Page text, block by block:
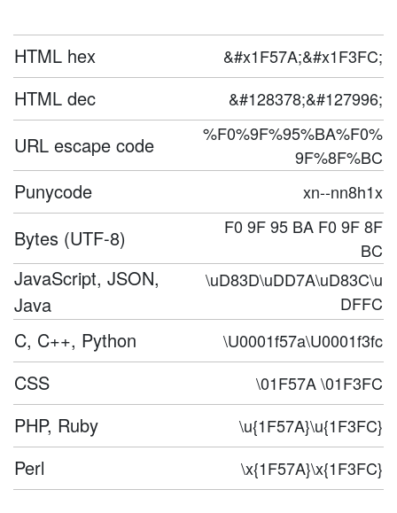
HTML hex &#x1F57A;&#x1F3FC;
HTML dec &#128378;&#127996;
URL escape code
%F0%9F%95%BA%F0%
9F%8F%BC
Punycode xn--nn8h1x
Bytes (UTF-8)
F0 9F 95 BA F0 9F 8F
BC
JavaScript, JSON,
Java
\uD83D\uDD7A\uD83C\u
DFFC
C, C++, Python \U0001f57a\U0001f3fc
CSS \01F57A \01F3FC
PHP, Ruby \u{1F57A}\u{1F3FC}
Perl \x{1F57A}\x{1F3FC}